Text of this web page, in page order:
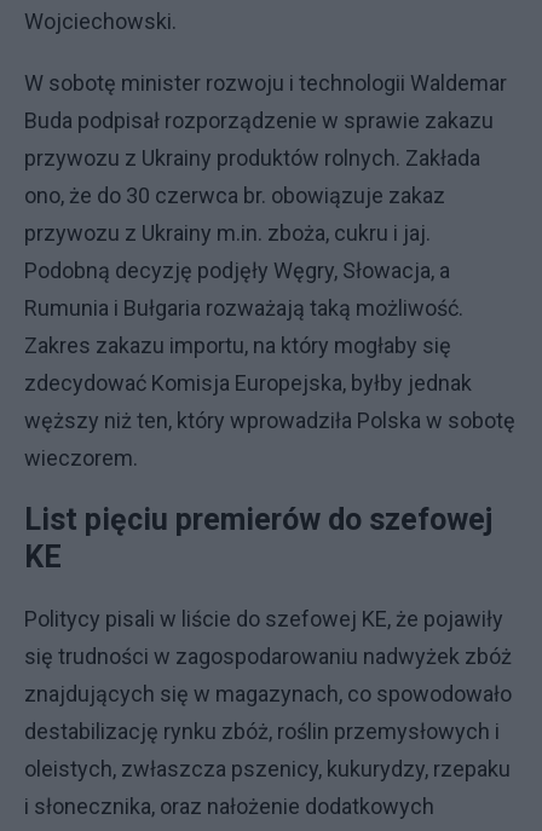
Wojciechowski.
W sobotę minister rozwoju i technologii Waldemar
Buda podpisał rozporządzenie w sprawie zakazu
przywozu z Ukrainy produktów rolnych. Zakłada
ono, że do 30 czerwca br. obowiązuje zakaz
przywozu z Ukrainy m.in. zboża, cukru i jaj.
Podobną decyzję podjęły Węgry, Słowacja, a
Rumunia i Bułgaria rozważają taką możliwość.
Zakres zakazu importu, na który mogłaby się
zdecydować Komisja Europejska, byłby jednak
węższy niż ten, który wprowadziła Polska w sobotę
wieczorem.
List pięciu premierów do szefowej
KE
Politycy pisali w liście do szefowej KE, że pojawiły
się trudności w zagospodarowaniu nadwyżek zbóż
znajdujących się w magazynach, co spowodowało
destabilizację rynku zbóż, roślin przemysłowych i
oleistych, zwłaszcza pszenicy, kukurydzy, rzepaku
i słonecznika, oraz nałożenie dodatkowych